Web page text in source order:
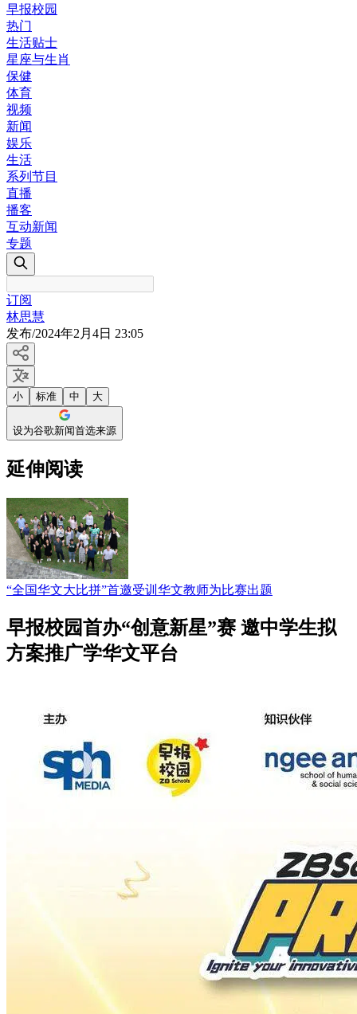
早报校园
热门
生活贴士
星座与生肖
保健
体育
视频
新闻
娱乐
生活
系列节目
直播
播客
互动新闻
专题
订阅
林思慧
发布/2024年2月4日 23:05
小 标准 中 大
设为谷歌新闻首选来源
延伸阅读
“全国华文大比拼”首邀受训华文教师为比赛出题
早报校园首办“创意新星”赛 邀中学生拟
方案推广学华文平台